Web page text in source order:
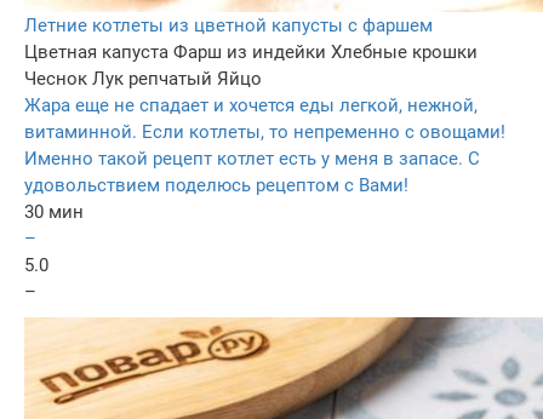
Летние котлеты из цветной капусты с фаршем
Цветная капуста Фарш из индейки Хлебные крошки
Чеснок Лук репчатый Яйцо
Жара еще не спадает и хочется еды легкой, нежной,
витаминной. Если котлеты, то непременно с овощами!
Именно такой рецепт котлет есть у меня в запасе. С
удовольствием поделюсь рецептом с Вами!
30 мин
–
5.0
–